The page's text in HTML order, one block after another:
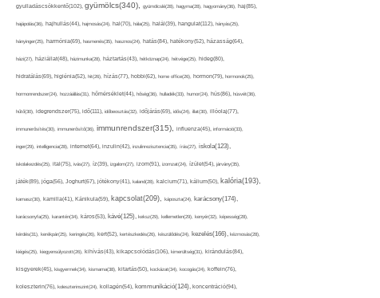
gyulladáscsökkentő(102), gyümölcs(340), gyümölcslé(28), hagyma(28), hagyomány(36), haj(85),
hajápolás(36), hajhullás(44), hajmosás(24), hal(70), hála(25), halál(39), hangulat(112), hányás(25),
hányinger(25), harmónia(69), hasmenés(35), hasznos(24), hatás(84), hatékony(52), házasság(64),
házi(27), háziállat(48), házimunka(28), háztartás(43), hétköznap(24), hétvége(25), hideg(80),
hidratálás(69), higiénia(52), hit(26), hízás(77), hobbi(62), home office(26), hormon(79), hormonok(25),
hormonrendszer(24), hozzáállás(31), hőmérséklet(44), hőség(36), hulladék(33), humor(24), hús(86), húsvét(36),
hűtő(30), idegrendszer(75), idő(111), időbeosztás(32), időjárás(69), idős(24), illat(30), illóolaj(77),
immunerősítés(30), immunerősítő(36), immunrendszer(315), influenza(45), információ(33),
inger(29), intelligencia(28), internet(64), inzulin(42), inzulinrezisztencia(35), írás(27), iskola(123),
iskolakezdés(25), ital(75), ivás(27), íz(39), izgalom(27), izom(91), izomzat(24), ízület(54), járvány(35),
játék(89), jóga(56), Joghurt(67), jótékony(41), kaland(28), kalcium(71), kálium(50), kalória(193),
kamasz(30), kamilla(41), Kánikula(59), kapcsolat(209), káposzta(24), karácsony(174),
karácsonyfa(25), karantén(34), káros(53), kávé(125), keksz(29), kellemetlen(29), kenyér(32), képesség(28),
kérdés(31), kerékpár(25), keringés(26), kert(52), kertészkedés(26), készülődés(24), kezelés(166), kézmosás(28),
kiégés(25), kiegyensúlyozott(26), kihívás(43), kikapcsolódás(106), kimerültség(31), kirándulás(84),
kisgyerek(45), kisgyermek(34), kismama(38), kitartás(50), kockázat(34), kocogás(24), koffein(76),
koleszterin(76), koleszterinszint(24), kollagén(54), kommunikáció(124), koncentráció(94),